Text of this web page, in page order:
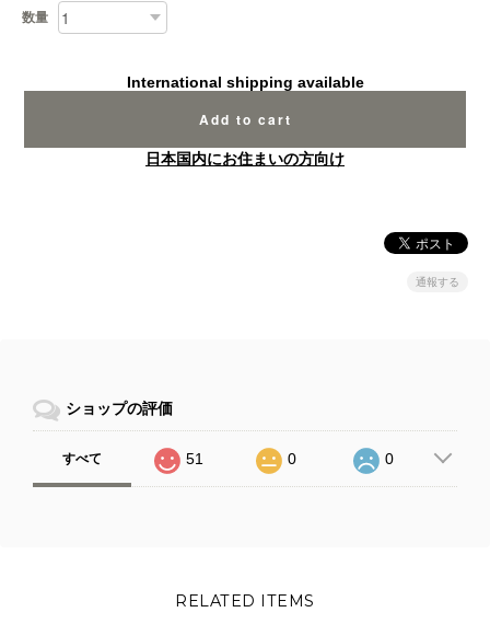
数量
International shipping available
Add to cart
日本国内にお住まいの方向け
通報する
ショップの評価
すべて 51 0 0
RELATED ITEMS